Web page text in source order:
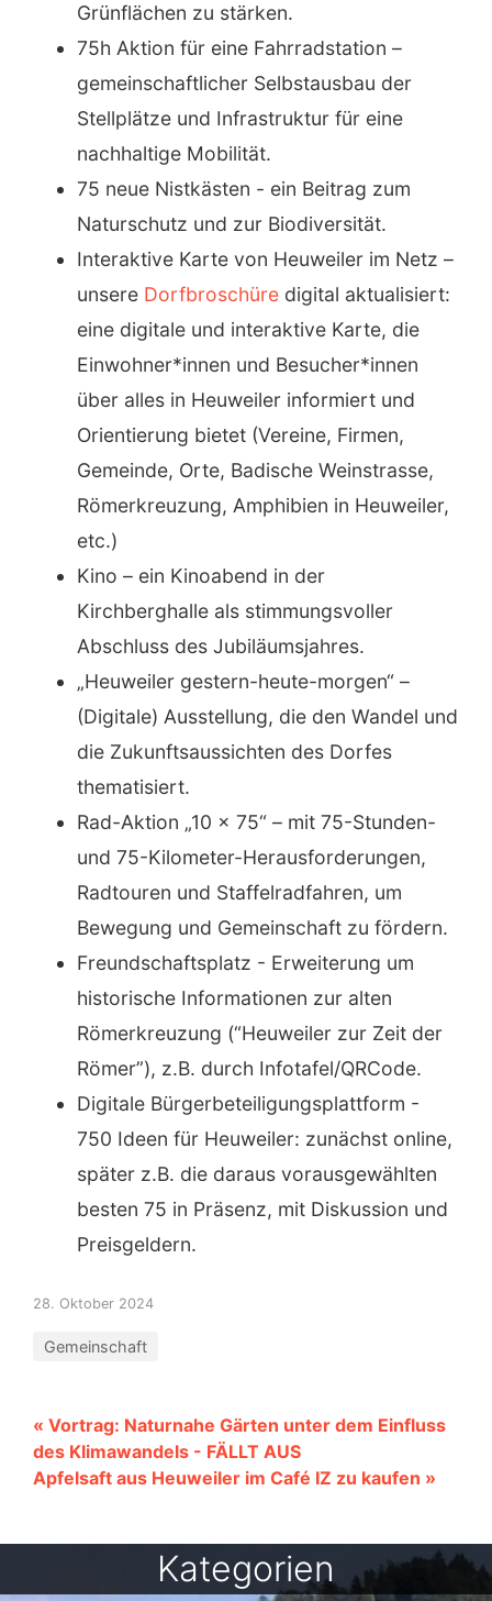
Grünflächen zu stärken.
75h Aktion für eine Fahrradstation –
gemeinschaftlicher Selbstausbau der
Stellplätze und Infrastruktur für eine
nachhaltige Mobilität.
75 neue Nistkästen - ein Beitrag zum
Naturschutz und zur Biodiversität.
Interaktive Karte von Heuweiler im Netz –
unsere Dorfbroschüre digital aktualisiert:
eine digitale und interaktive Karte, die
Einwohner*innen und Besucher*innen
über alles in Heuweiler informiert und
Orientierung bietet (Vereine, Firmen,
Gemeinde, Orte, Badische Weinstrasse,
Römerkreuzung, Amphibien in Heuweiler,
etc.)
Kino – ein Kinoabend in der
Kirchberghalle als stimmungsvoller
Abschluss des Jubiläumsjahres.
„Heuweiler gestern-heute-morgen“ –
(Digitale) Ausstellung, die den Wandel und
die Zukunftsaussichten des Dorfes
thematisiert.
Rad-Aktion „10 x 75“ – mit 75-Stunden-
und 75-Kilometer-Herausforderungen,
Radtouren und Staffelradfahren, um
Bewegung und Gemeinschaft zu fördern.
Freundschaftsplatz - Erweiterung um
historische Informationen zur alten
Römerkreuzung (“Heuweiler zur Zeit der
Römer”), z.B. durch Infotafel/QRCode.
Digitale Bürgerbeteiligungsplattform -
750 Ideen für Heuweiler: zunächst online,
später z.B. die daraus vorausgewählten
besten 75 in Präsenz, mit Diskussion und
Preisgeldern.
28. Oktober 2024
Gemeinschaft
« Vortrag: Naturnahe Gärten unter dem Einfluss
des Klimawandels - FÄLLT AUS
Apfelsaft aus Heuweiler im Café IZ zu kaufen »
Kategorien